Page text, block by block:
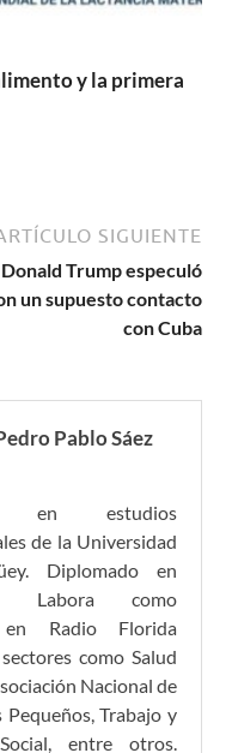
y la primera
SIGUIENTE
Donald Trump especuló
un supuesto contacto
con Cuba
Pablo Sáez
en estudios
de la Universidad
Diplomado en
Labora como
en Radio Florida
como Salud
Nacional de
Trabajo y
entre otros.